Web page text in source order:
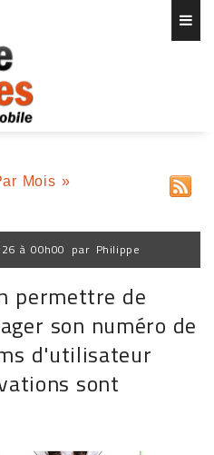
Mois »
à 00h00 par Philippe
permettre de
son numéro de
d'utilisateur
sont